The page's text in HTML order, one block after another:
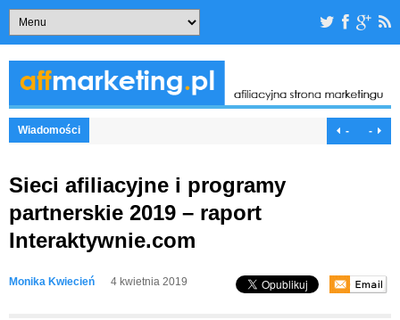
Wiadomości - -
Sieci afiliacyjne i programy
partnerskie 2019 – raport
Interaktywnie.com
Monika Kwiecień 4 kwietnia 2019